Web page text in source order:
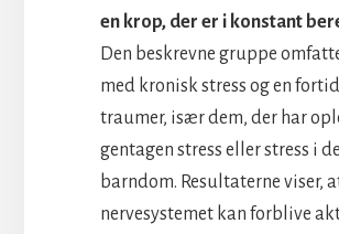
en krop, der er i konstant
Den beskrevne gruppe
med kronisk stress og en
traumer, især dem, der har
gentagen stress eller stress i
barndom. Resultaterne viser,
nervesystemet kan forblive